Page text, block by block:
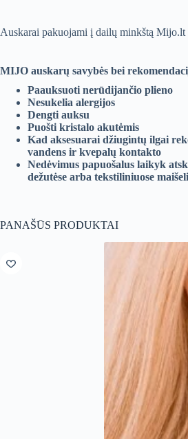
Auskarai pakuojami į dailų minkštą Mijo.lt
MIJO auskarų savybės bei
Paauksuoti nerūdijančio plieno
Nesukelia alergijos
Dengti auksu
Puošti kristalo akutėmis
Kad aksesuarai džiugintų ilgai
vandens ir kvepalų kontakto
Nedėvimus papuošalus laikyk
dežutėse arba tekstiliniuose
PANAŠŪS PRODUKTAI